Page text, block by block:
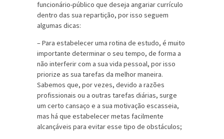
funcionário-público que deseja angariar currículo
dentro das sua repartição, por isso seguem
algumas dicas:
– Para estabelecer uma rotina de estudo, é muito
importante determinar o seu tempo, de forma a
não interferir com a sua vida pessoal, por isso
priorize as sua tarefas da melhor maneira.
Sabemos que, por vezes, devido a razões
profissionais ou a outras tarefas diárias, surge
um certo cansaço e a sua motivação escasseia,
mas há que estabelecer metas facilmente
alcançáveis para evitar esse tipo de obstáculos;